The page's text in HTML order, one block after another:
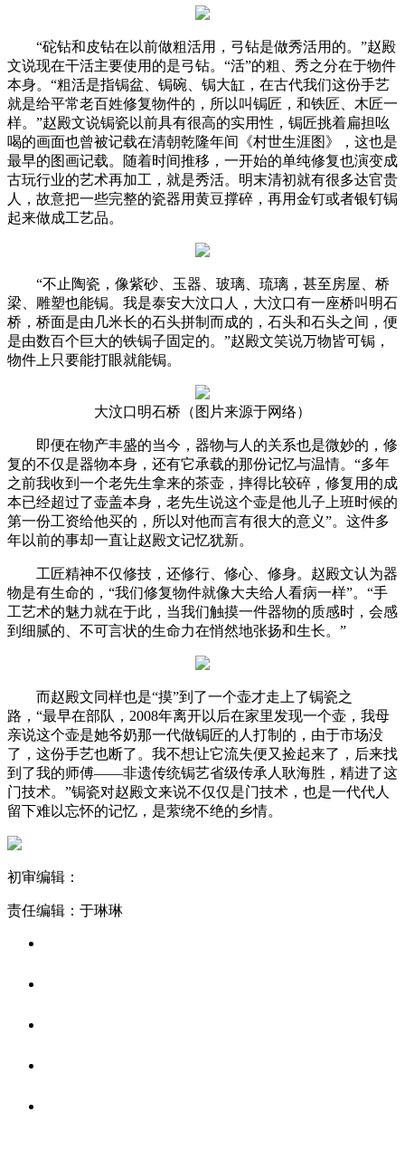
“砣钻和皮钻在以前做粗活用，弓钻是做秀活用的。”赵殿
文说现在干活主要使用的是弓钻。“活”的粗、秀之分在于物件
本身。“粗活是指锔盆、锔碗、锔大缸，在古代我们这份手艺
就是给平常老百姓修复物件的，所以叫锔匠，和铁匠、木匠一
样。”赵殿文说锔瓷以前具有很高的实用性，锔匠挑着扁担吆
喝的画面也曾被记载在清朝乾隆年间《村世生涯图》，这也是
最早的图画记载。随着时间推移，一开始的单纯修复也演变成
古玩行业的艺术再加工，就是秀活。明末清初就有很多达官贵
人，故意把一些完整的瓷器用黄豆撑碎，再用金钉或者银钉锔
起来做成工艺品。
“不止陶瓷，像紫砂、玉器、玻璃、琉璃，甚至房屋、桥
梁、雕塑也能锔。我是泰安大汶口人，大汶口有一座桥叫明石
桥，桥面是由几米长的石头拼制而成的，石头和石头之间，便
是由数百个巨大的铁锔子固定的。”赵殿文笑说万物皆可锔，
物件上只要能打眼就能锔。
大汶口明石桥（图片来源于网络）
即便在物产丰盛的当今，器物与人的关系也是微妙的，修
复的不仅是器物本身，还有它承载的那份记忆与温情。“多年
之前我收到一个老先生拿来的茶壶，摔得比较碎，修复用的成
本已经超过了壶盖本身，老先生说这个壶是他儿子上班时候的
第一份工资给他买的，所以对他而言有很大的意义”。这件多
年以前的事却一直让赵殿文记忆犹新。
工匠精神不仅修技，还修行、修心、修身。赵殿文认为器
物是有生命的，“我们修复物件就像大夫给人看病一样”。“手
工艺术的魅力就在于此，当我们触摸一件器物的质感时，会感
到细腻的、不可言状的生命力在悄然地张扬和生长。”
而赵殿文同样也是“摸”到了一个壶才走上了锔瓷之
路，“最早在部队，2008年离开以后在家里发现一个壶，我母
亲说这个壶是她爷奶那一代做锔匠的人打制的，由于市场没
了，这份手艺也断了。我不想让它流失便又捡起来了，后来找
到了我的师傅——非遗传统锔艺省级传承人耿海胜，精进了这
门技术。”锔瓷对赵殿文来说不仅仅是门技术，也是一代代人
留下难以忘怀的记忆，是萦绕不绝的乡情。
初审编辑：
责任编辑：于琳琳